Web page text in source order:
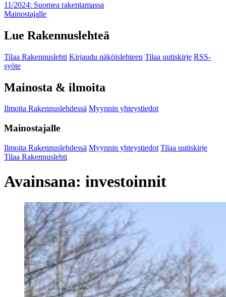
11/2024: Suomea rakentamassa
Mainostajalle
Lue Rakennuslehteä
Tilaa Rakennuslehti Kirjaudu näköislehteen Tilaa uutiskirje RSS-
syöte
Mainosta & ilmoita
Ilmoita Rakennuslehdessä Myynnin yhteystiedot
Mainostajalle
Ilmoita Rakennuslehdessä Myynnin yhteystiedot Tilaa uutiskirje
Tilaa Rakennuslehti
Avainsana: investoinnit